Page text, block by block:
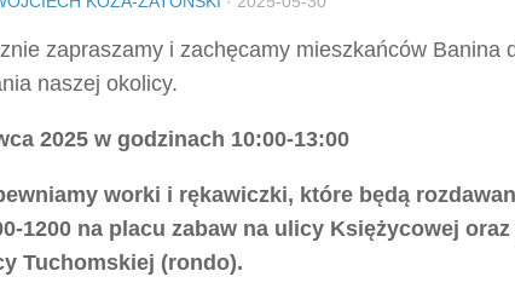
zapraszamy i zachęcamy mieszkańców Banina
naszej okolicy.
2025 w godzinach 10:00-13:00
worki i rękawiczki, które będą
1200 na placu zabaw na ulicy Księżycowej
Tuchomskiej (rondo).